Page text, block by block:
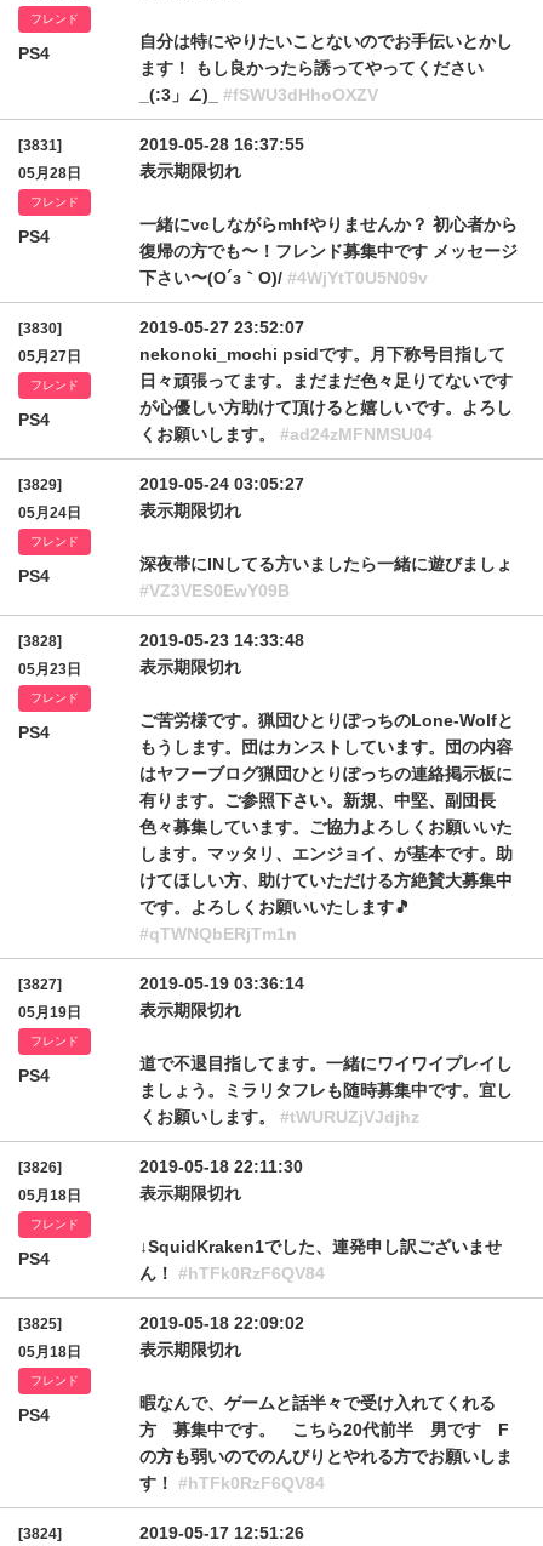
フレンド
PS4
自分は特にやりたいことないのでお手伝いとかし
ます！ もし良かったら誘ってやってください
_(:3」∠)_ #fSWU3dHhoOXZV
[3831]
05月28日
フレンド
PS4
2019-05-28 16:37:55
表示期限切れ
一緒にvcしながらmhfやりませんか？ 初心者から
復帰の方でも〜！フレンド募集中です メッセージ
下さい〜(О´з｀О)/ #4WjYtT0U5N09v
[3830]
05月27日
フレンド
PS4
2019-05-27 23:52:07
nekonoki_mochi psidです。月下称号目指して
日々頑張ってます。まだまだ色々足りてないです
が心優しい方助けて頂けると嬉しいです。よろし
くお願いします。 #ad24zMFNMSU04
[3829]
05月24日
フレンド
PS4
2019-05-24 03:05:27
表示期限切れ
深夜帯にINしてる方いましたら一緒に遊びましょ
#VZ3VES0EwY09B
[3828]
05月23日
フレンド
PS4
2019-05-23 14:33:48
表示期限切れ
ご苦労様です。猟団ひとりぽっちのLone-Wolfと
もうします。団はカンストしています。団の内容
はヤフーブログ猟団ひとりぽっちの連絡掲示板に
有ります。ご参照下さい。新規、中堅、副団長
色々募集しています。ご協力よろしくお願いいた
します。マッタリ、エンジョイ、が基本です。助
けてほしい方、助けていただける方絶賛大募集中
です。よろしくお願いいたします🎵
#qTWNQbERjTm1n
[3827]
05月19日
フレンド
PS4
2019-05-19 03:36:14
表示期限切れ
道で不退目指してます。一緒にワイワイプレイし
ましょう。ミラリタフレも随時募集中です。宜し
くお願いします。 #tWURUZjVJdjhz
[3826]
05月18日
フレンド
PS4
2019-05-18 22:11:30
表示期限切れ
↓SquidKraken1でした、連発申し訳ございませ
ん！ #hTFk0RzF6QV84
[3825]
05月18日
フレンド
PS4
2019-05-18 22:09:02
表示期限切れ
暇なんで、ゲームと話半々で受け入れてくれる
方 募集中です。 こちら20代前半 男です F
の方も弱いのでのんびりとやれる方でお願いしま
す！ #hTFk0RzF6QV84
[3824] 2019-05-17 12:51:26